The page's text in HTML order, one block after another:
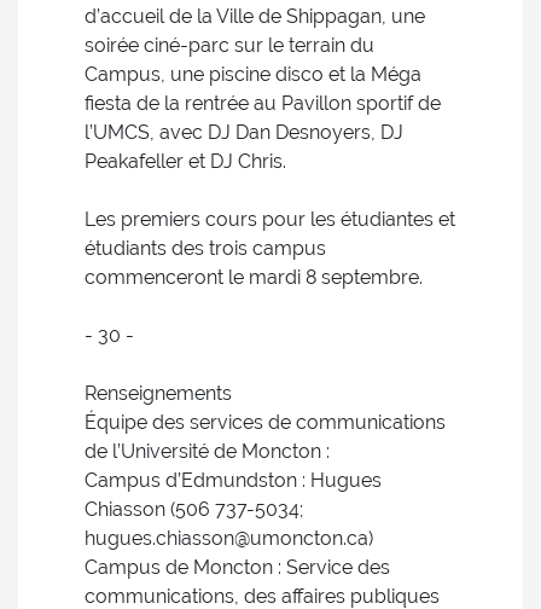
d’accueil de la Ville de Shippagan, une
soirée ciné-parc sur le terrain du
Campus, une piscine disco et la Méga
fiesta de la rentrée au Pavillon sportif de
l’UMCS, avec DJ Dan Desnoyers, DJ
Peakafeller et DJ Chris.
Les premiers cours pour les étudiantes et
étudiants des trois campus
commenceront le mardi 8 septembre.
- 30 -
Renseignements
Équipe des services de communications
de l’Université de Moncton :
Campus d’Edmundston : Hugues
Chiasson (506 737-5034;
hugues.chiasson@umoncton.ca)
Campus de Moncton : Service des
communications, des affaires publiques